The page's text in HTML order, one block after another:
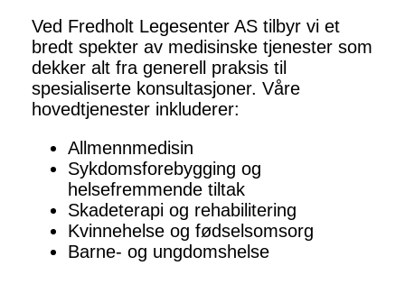
Ved Fredholt Legesenter AS tilbyr vi et
bredt spekter av medisinske tjenester som
dekker alt fra generell praksis til
spesialiserte konsultasjoner. Våre
hovedtjenester inkluderer:
Allmennmedisin
Sykdomsforebygging og
helsefremmende tiltak
Skadeterapi og rehabilitering
Kvinnehelse og fødselsomsorg
Barne- og ungdomshelse